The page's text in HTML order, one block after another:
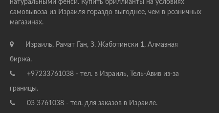
натуральными фенси. Купить бриллианты на условиях
самовывоза из Израиля гораздо выгоднее, чем в розничных
магазинах.
Израиль, Рамат Ган, З. Жаботински 1, Алмазная
биржа.
+97233761038 - тел. в Израиль, Тель-Авив из-за
границы.
03 3761038 - тел. для заказов в Израиле.